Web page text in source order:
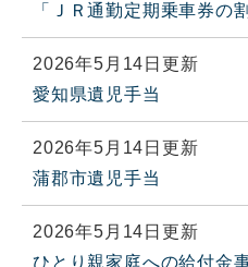
「ＪＲ通勤定期乗車券の
2026年5月14日更新
愛知県遺児手当
2026年5月14日更新
蒲郡市遺児手当
2026年5月14日更新
ひとり親家庭への給付金